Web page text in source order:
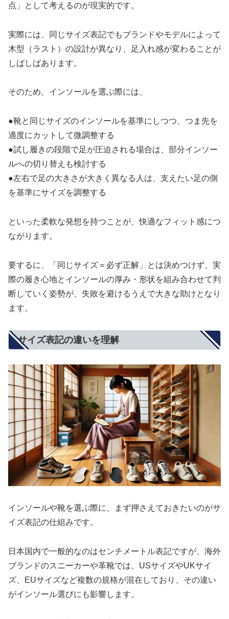
点」として考えるのが現実的です。
実際には、同じサイズ表記でもブランドやモデルによって
木型（ラスト）の設計が異なり、足入れ感が変わることが
しばしばあります。
そのため、インソールを選ぶ際には、
●靴と同じサイズのインソールを基準にしつつ、つま先を
適度にカットして微調整する
●試し履きの段階で足が圧迫される場合は、部分インソー
ルへの切り替えも検討する
●左右で足の大きさが大きく異なる人は、支えたい足の側
を基準にサイズを調整する
といった柔軟な発想を持つことが、快適なフィット感につ
ながります。
要するに、「同じサイズ＝必ず正解」とは決めつけず、実
際の履き心地とインソールの厚み・形状を組み合わせて判
断していく姿勢が、失敗を避けるうえで大きな助けとなり
ます。
サイズ表記の違いを理解
インソールや靴を選ぶ際に、まず押さえておきたいのがサ
イズ表記の仕組みです。
日本国内で一般的なのはセンチメートル表記ですが、海外
ブランドのスニーカーや革靴では、USサイズやUKサイ
ズ、EUサイズなど複数の規格が混在しており、その違い
がインソール選びにも影響します。